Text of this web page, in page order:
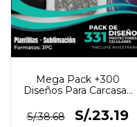
Mega Pack +300
Diseños Para Carcasas
S/.38.68
S/.23.19